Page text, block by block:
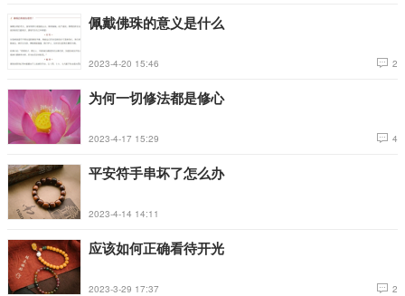
佩戴佛珠的意义是什么
2023-4-20 15:46 2
为何一切修法都是修心
2023-4-17 15:29 4
平安符手串坏了怎么办
2023-4-14 14:11
应该如何正确看待开光
2023-3-29 17:37 2